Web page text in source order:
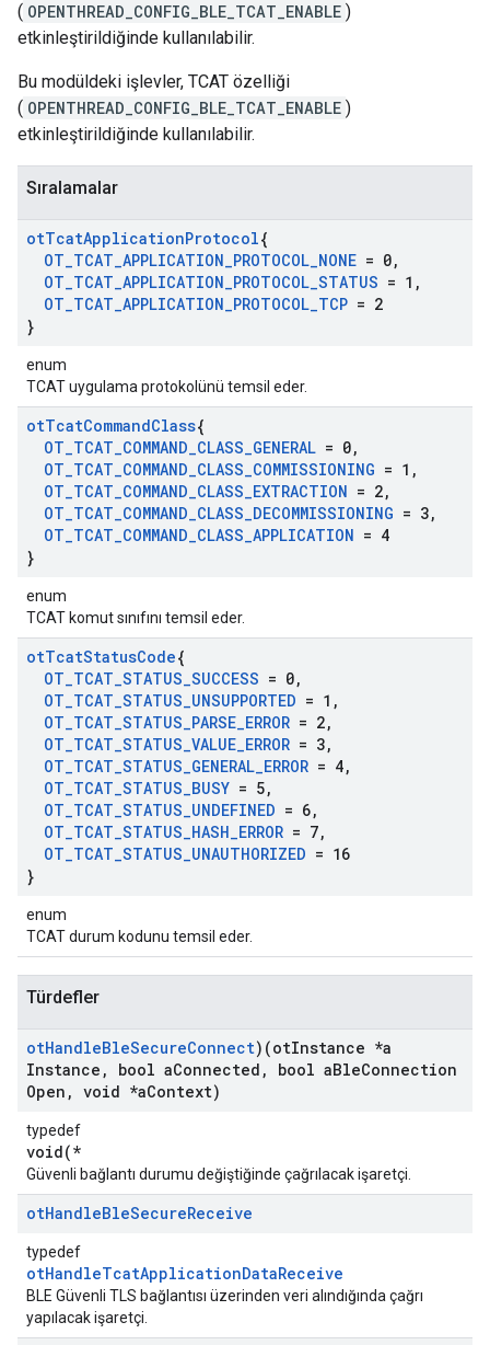
( OPENTHREAD_CONFIG_BLE_TCAT_ENABLE )
etkinleştirildiğinde kullanılabilir.
Bu modüldeki işlevler, TCAT özelliği
( OPENTHREAD_CONFIG_BLE_TCAT_ENABLE )
etkinleştirildiğinde kullanılabilir.
Sıralamalar
otTcatApplicationProtocol{
OT_TCAT_APPLICATION_PROTOCOL_NONE = 0,
OT_TCAT_APPLICATION_PROTOCOL_STATUS = 1 ,
OT_TCAT_APPLICATION_PROTOCOL_TCP = 2
}
enum
TCAT uygulama protokolünü temsil eder.
otTcatCommandClass{
OT_TCAT_COMMAND_CLASS_GENERAL = 0,
OT_TCAT_COMMAND_CLASS_COMMISSIONING = 1 ,
OT_TCAT_COMMAND_CLASS_EXTRACTION = 2,
OT_TCAT_COMMAND_CLASS_DECOMMISSIONING = 3,
OT_TCAT_COMMAND_CLASS_APPLICATION = 4
}
enum
TCAT komut sınıfını temsil eder.
otTcatStatusCode{
OT_TCAT_STATUS_SUCCESS = 0,
OT_TCAT_STATUS_UNSUPPORTED = 1 ,
OT_TCAT_STATUS_PARSE_ERROR = 2,
OT_TCAT_STATUS_VALUE_ERROR = 3,
OT_TCAT_STATUS_GENERAL_ERROR = 4,
OT_TCAT_STATUS_BUSY = 5,
OT_TCAT_STATUS_UNDEFINED = 6,
OT_TCAT_STATUS_HASH_ERROR = 7,
OT_TCAT_STATUS_UNAUTHORIZED = 16
}
enum
TCAT durum kodunu temsil eder.
Türdefler
otHandleBleSecureConnect)(otInstance *a
Instance , bool aConnected , bool aBleConnection
Open , void *aContext)
typedef
void(*
Güvenli bağlantı durumu değiştiğinde çağrılacak işaretçi.
otHandleBleSecureReceive
typedef
otHandleTcatApplicationDataReceive
BLE Güvenli TLS bağlantısı üzerinden veri alındığında çağrı
yapılacak işaretçi.